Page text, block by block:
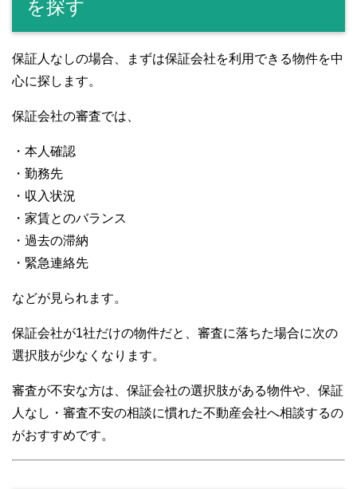
を探す
保証人なしの場合、まずは保証会社を利用できる物件を中
心に探します。
保証会社の審査では、
・本人確認
・勤務先
・収入状況
・家賃とのバランス
・過去の滞納
・緊急連絡先
などが見られます。
保証会社が1社だけの物件だと、審査に落ちた場合に次の
選択肢が少なくなります。
審査が不安な方は、保証会社の選択肢がある物件や、保証
人なし・審査不安の相談に慣れた不動産会社へ相談するの
がおすすめです。